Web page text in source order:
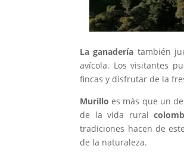
La ganadería también
avícola. Los visitantes
fincas y disfrutar de la
Murillo es más que un
de la vida rural
tradiciones hacen de
de la naturaleza.